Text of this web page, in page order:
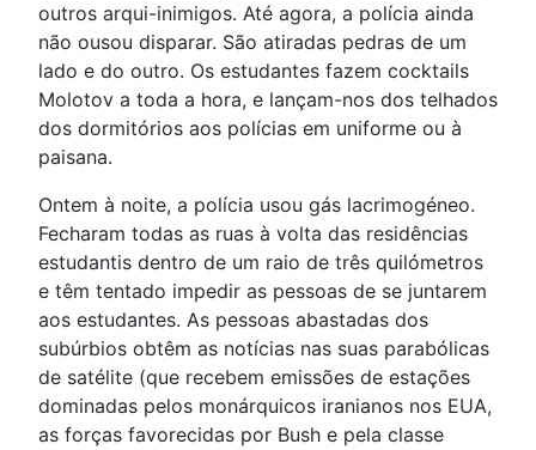
outros arqui-inimigos. Até agora, a polícia ainda
não ousou disparar. São atiradas pedras de um
lado e do outro. Os estudantes fazem cocktails
Molotov a toda a hora, e lançam-nos dos telhados
dos dormitórios aos polícias em uniforme ou à
paisana.
Ontem à noite, a polícia usou gás lacrimogéneo.
Fecharam todas as ruas à volta das residências
estudantis dentro de um raio de três quilómetros
e têm tentado impedir as pessoas de se juntarem
aos estudantes. As pessoas abastadas dos
subúrbios obtêm as notícias nas suas parabólicas
de satélite (que recebem emissões de estações
dominadas pelos monárquicos iranianos nos EUA,
as forças favorecidas por Bush e pela classe